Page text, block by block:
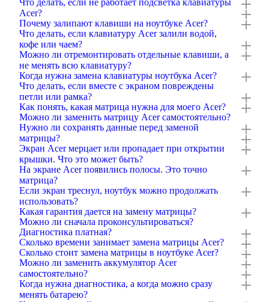
Acer?
Почему залипают клавиши на ноутбуке Acer?
Что делать, если клавиатуру Acer залили водой,
кофе или чаем?
Можно ли отремонтировать отдельные клавиши, а
не менять всю клавиатуру?
Когда нужна замена клавиатуры ноутбука Acer?
Что делать, если вместе с экраном повреждены
петли или рамка?
Как понять, какая матрица нужна для моего Acer?
Можно ли заменить матрицу Acer самостоятельно?
Нужно ли сохранять данные перед заменой
матрицы?
Экран Acer мерцает или пропадает при открытии
крышки. Что это может быть?
На экране Acer появились полосы. Это точно
матрица?
Если экран треснул, ноутбук можно продолжать
использовать?
Какая гарантия дается на замену матрицы?
Можно ли сначала проконсультироваться?
Диагностика платная?
Сколько времени занимает замена матрицы Acer?
Сколько стоит замена матрицы в ноутбуке Acer?
Можно ли заменить аккумулятор Acer
самостоятельно?
Когда нужна диагностика, а когда можно сразу
менять батарею?